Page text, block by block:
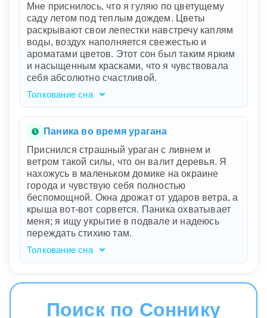
Протекающая крыша и вода, заливающая
комнаты, указывают на накопившиеся
беспокойства и нерешенные проблемы.
Запертые двери означают чувство
безысходности или барьеры, которые вы не
можете преодолеть. Ваш страх и
сердцебиение отражают реальные тревоги и
стрессовые ситуации, которые не дают вам
покоя.
Мне приснилось, что я гуляю по цветущему
саду летом под теплым дождем. Цветы
раскрывают свои лепестки навстречу каплям
воды, воздух наполняется свежестью и
ароматами цветов. Этот сон был таким ярким
и насыщенным красками, что я чувствовала
себя абсолютно счастливой.
Толкование сна
Ваш сон, наполненный цветами и теплым
дождем, символизирует гармонию,
процветание и внутреннее обновление.
стремление к красоте и счастью в жизни.
Раскрывающиеся лепестки под дождем
указывают на вашу готовность принимать
перемены и впитывать новые возможности,
которые обогащают ваш внутренний мир.
Свежий воздух и ароматы цветов
подчеркивают ваше желание свободы и
чистоты мысли, что помогает вам чувствовать
себя живой и радостной.
Паника во время урагана
Приснился страшный ураган с ливнем и
ветром такой силы, что он валит деревья. Я
нахожусь в маленьком домике на окраине
города и чувствую себя полностью
беспомощной. Окна дрожат от ударов ветра, а
крыша вот-вот сорвется. Паника охватывает
меня; я ищу укрытие в подвале и надеюсь
переждать стихию там.
Толкование сна
Ваш сон - это мощная метафора внутренних
лицом трудностей. Ураган, срывающий крыши
интенсивные и хаотичные изменения или
Поиск по Соннику